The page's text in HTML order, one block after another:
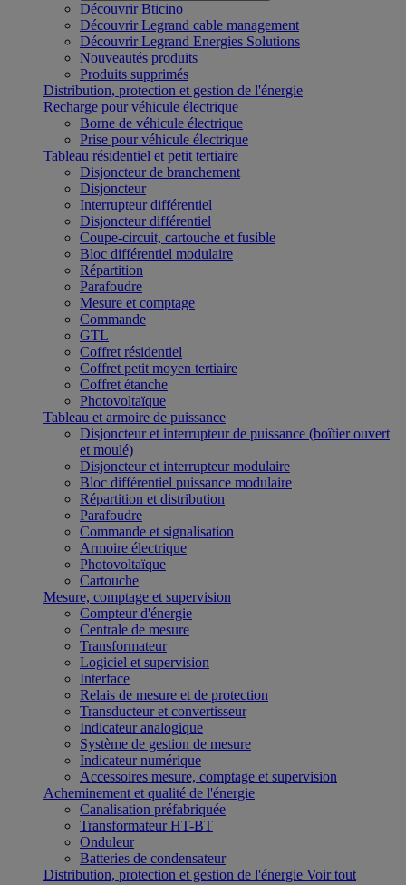
Découvrir Bticino
Découvrir Legrand cable management
Découvrir Legrand Energies Solutions
Nouveautés produits
Produits supprimés
Distribution, protection et gestion de l'énergie
Recharge pour véhicule électrique
Borne de véhicule électrique
Prise pour véhicule électrique
Tableau résidentiel et petit tertiaire
Disjoncteur de branchement
Disjoncteur
Interrupteur différentiel
Disjoncteur différentiel
Coupe-circuit, cartouche et fusible
Bloc différentiel modulaire
Répartition
Parafoudre
Mesure et comptage
Commande
GTL
Coffret résidentiel
Coffret petit moyen tertiaire
Coffret étanche
Photovoltaïque
Tableau et armoire de puissance
Disjoncteur et interrupteur de puissance (boîtier ouvert
et moulé)
Disjoncteur et interrupteur modulaire
Bloc différentiel puissance modulaire
Répartition et distribution
Parafoudre
Commande et signalisation
Armoire électrique
Photovoltaïque
Cartouche
Mesure, comptage et supervision
Compteur d'énergie
Centrale de mesure
Transformateur
Logiciel et supervision
Interface
Relais de mesure et de protection
Transducteur et convertisseur
Indicateur analogique
Système de gestion de mesure
Indicateur numérique
Accessoires mesure, comptage et supervision
Acheminement et qualité de l'énergie
Canalisation préfabriquée
Transformateur HT-BT
Onduleur
Batteries de condensateur
Distribution, protection et gestion de l'énergie Voir tout